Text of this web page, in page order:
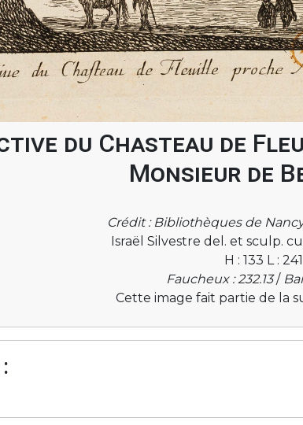
du Chasteau de
Monsieur de
Crédit : Bibliothèques de
Israël Silvestre del. et sculp.
H : 133 L : 241
Faucheux : 232.13/
Cette image fait partie de la